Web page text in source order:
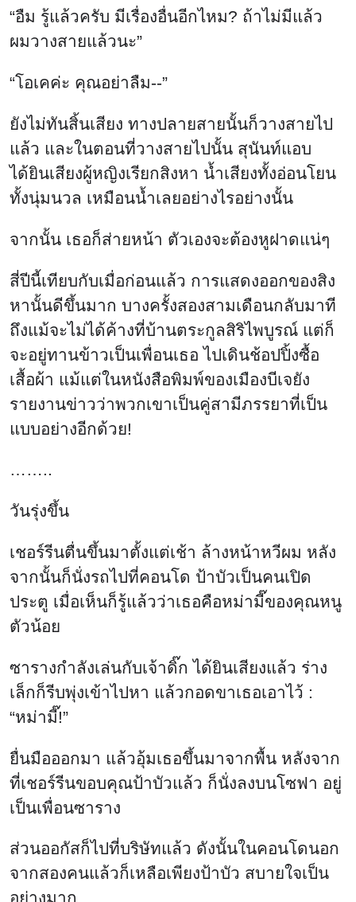
“อืม รู้แล้วครับ มีเรื่องอื่นอีกไหม? ถ้าไม่มีแล้ว
ผมวางสายแล้วนะ”
“โอเคค่ะ คุณอย่าลืม--”
ยังไม่ทันสิ้นเสียง ทางปลายสายนั้นก็วางสายไป
แล้ว และในตอนที่วางสายไปนั้น สุนันท์แอบ
ได้ยินเสียงผู้หญิงเรียกสิงหา น้ำเสียงทั้งอ่อนโยน
ทั้งนุ่มนวล เหมือนน้ำเลยอย่างไรอย่างนั้น
จากนั้น เธอก็ส่ายหน้า ตัวเองจะต้องหูฝาดแน่ๆ
สี่ปีนี้เทียบกับเมื่อก่อนแล้ว การแสดงออกของสิง
หานั้นดีขึ้นมาก บางครั้งสองสามเดือนกลับมาที
ถึงแม้จะไม่ได้ค้างที่บ้านตระกูลสิริไพบูรณ์ แต่ก็
จะอยู่ทานข้าวเป็นเพื่อนเธอ ไปเดินช้อปปิ้งซื้อ
เสื้อผ้า แม้แต่ในหนังสือพิมพ์ของเมืองบีเจยัง
รายงานข่าวว่าพวกเขาเป็นคู่สามีภรรยาที่เป็น
แบบอย่างอีกด้วย!
……..
วันรุ่งขึ้น
เชอร์รีนตื่นขึ้นมาตั้งแต่เช้า ล้างหน้าหวีผม หลัง
จากนั้นก็นั่งรถไปที่คอนโด ป้าบัวเป็นคนเปิด
ประตู เมื่อเห็นก็รู้แล้วว่าเธอคือหม่ามี๊ของคุณหนู
ตัวน้อย
ซารางกำลังเล่นกับเจ้าดิ๊ก ได้ยินเสียงแล้ว ร่าง
เล็กก็รีบพุ่งเข้าไปหา แล้วกอดขาเธอเอาไว้ :
“หม่ามี๊!”
ยื่นมือออกมา แล้วอุ้มเธอขึ้นมาจากพื้น หลังจาก
ที่เชอร์รีนขอบคุณป้าบัวแล้ว ก็นั่งลงบนโซฟา อยู่
เป็นเพื่อนซาราง